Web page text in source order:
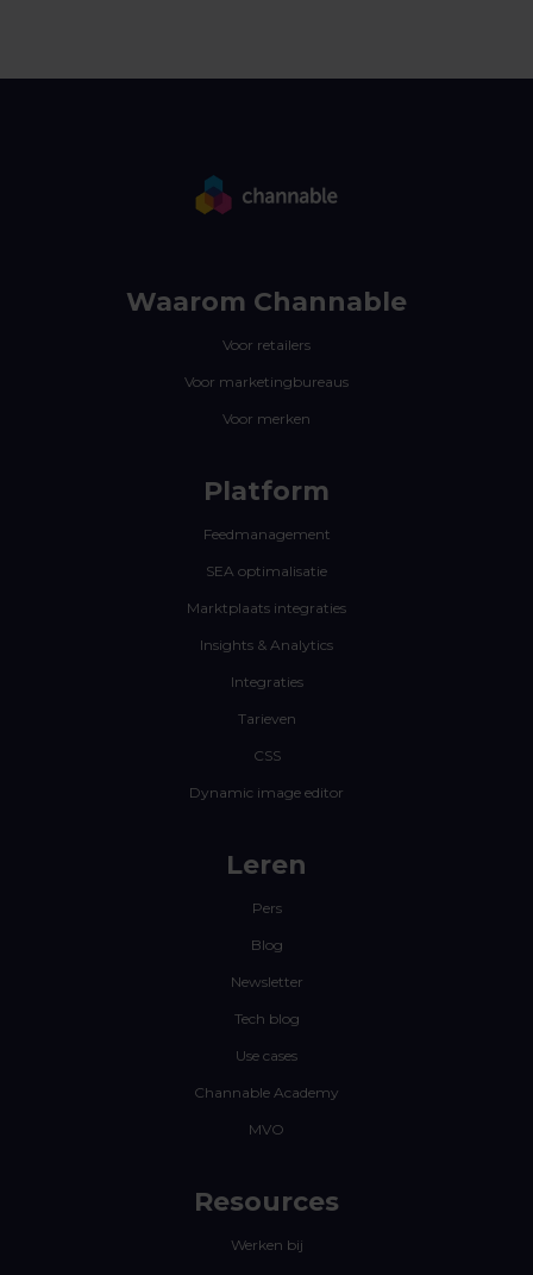
Waarom Channable
Voor retailers
Voor marketingbureaus
Voor merken
Platform
Feedmanagement
SEA optimalisatie
Marktplaats integraties
Insights & Analytics
Integraties
Tarieven
CSS
Dynamic image editor
Leren
Pers
Blog
Newsletter
Tech blog
Use cases
Channable Academy
MVO
Resources
Werken bij